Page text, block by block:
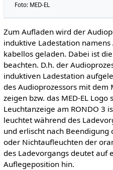
Foto: MED-EL
Zum Aufladen wird der
induktive Ladestation namens
kabellos geladen. Dabei ist
beachten. D.h. der
induktiven Ladestation
des Audioprozessors mit dem
zeigen bzw. das MED-EL
Leuchtanzeige am RONDO 3
leuchtet während des
und erlischt nach Beendigung
oder Nichtaufleuchten der
des Ladevorgangs deutet auf
Auflegeposition hin.